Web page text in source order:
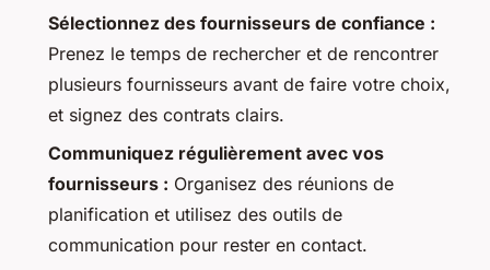
Sélectionnez des fournisseurs de confiance :
Prenez le temps de rechercher et de rencontrer
plusieurs fournisseurs avant de faire votre choix,
et signez des contrats clairs.
Communiquez régulièrement avec vos
fournisseurs : Organisez des réunions de
planification et utilisez des outils de
communication pour rester en contact.